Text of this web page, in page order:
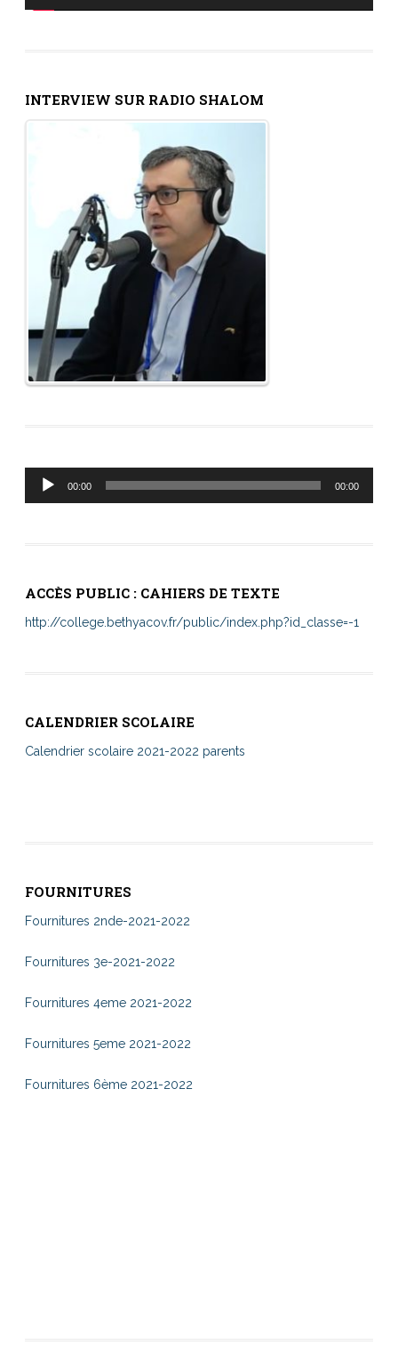
INTERVIEW SUR RADIO SHALOM
Lecteur
audio
00:00 00:00
ACCÈS PUBLIC : CAHIERS DE TEXTE
http://college.bethyacov.fr/public/index.php?id_classe=-1
CALENDRIER SCOLAIRE
Calendrier scolaire 2021-2022 parents
FOURNITURES
Fournitures 2nde-2021-2022
Fournitures 3e-2021-2022
Fournitures 4eme 2021-2022
Fournitures 5eme 2021-2022
Fournitures 6ème 2021-2022